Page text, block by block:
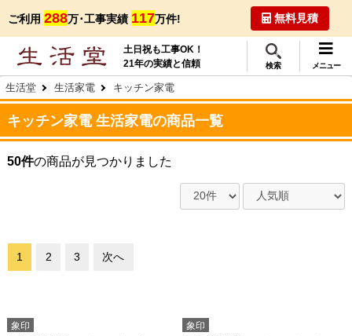
ご利用 288万･工事実績 117万件! 無料見積
土日祝も工事OK！
21年の実績と信頼
検索 メニュー
生活堂 生活家電 キッチン家電
キッチン家電 生活家電の商品一覧
50件の商品が見つかりました
1 2 3 次へ
象印 象印